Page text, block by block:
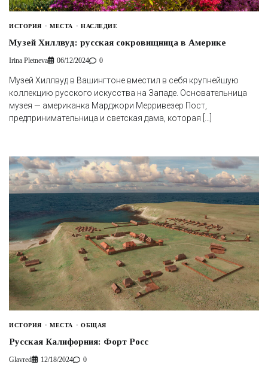
ИСТОРИЯ МЕСТА НАСЛЕДИЕ
Музей Хиллвуд: русская сокровищница в Америке
Irina Pletneva 06/12/2024 0
Музей Хиллвуд в Вашингтоне вместил в себя крупнейшую
коллекцию русского искусства на Западе. Основательница
музея — американка Марджори Мерривезер Пост,
предпринимательница и светская дама, которая […]
ИСТОРИЯ МЕСТА ОБЩАЯ
Русская Калифорния: Форт Росс
Glavred 12/18/2024 0